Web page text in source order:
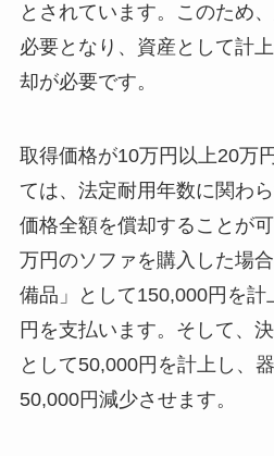
とされています。このため
必要となり、資産として計
却が必要です。
取得価格が10万円以上20万
ては、法定耐用年数に関わ
価格全額を償却することが
万円のソファを購入した場
備品」として150,000円を
円を支払います。そして、
として50,000円を計上し、
50,000円減少させます。